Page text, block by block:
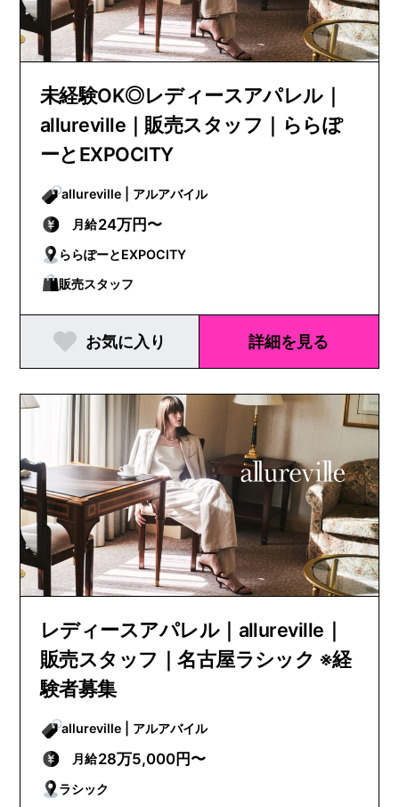
未経験OK◎レディースアパレル｜
allureville｜販売スタッフ｜ららぽ
ーとEXPOCITY
allureville | アルアバイル
月給24万円〜
ららぽーとEXPOCITY
販売スタッフ
お気に入り 詳細を見る
レディースアパレル｜allureville｜
販売スタッフ｜名古屋ラシック ※経
験者募集
allureville | アルアバイル
月給28万5,000円〜
ラシック